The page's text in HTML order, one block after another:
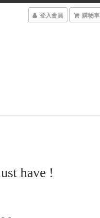
登入會員 購物車
have !